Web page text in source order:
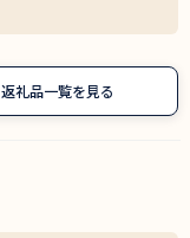
返礼品一覧を見る